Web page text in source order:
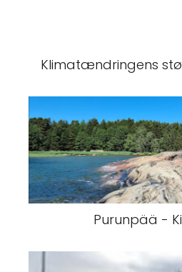
Klimatændringens
Purunpää -